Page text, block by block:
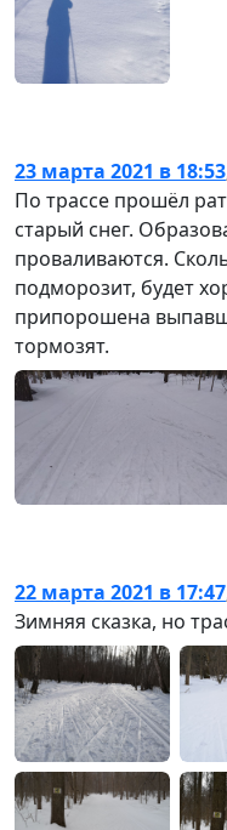
23 марта 2021 в 18:53
По трассе прошёл
старый снег.
проваливаются.
подморозит, будет
припорошена
тормозят.
22 марта 2021 в 17:47
Зимняя сказка, но